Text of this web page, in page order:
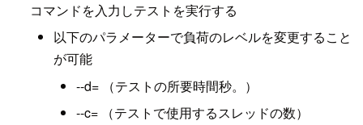
コマンドを入力しテストを実行する
以下のパラメーターで負荷のレベルを変更すること
が可能
--d= （テストの所要時間秒。）
--c= （テストで使用するスレッドの数）